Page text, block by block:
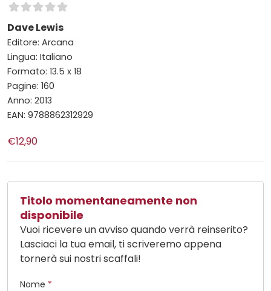
Dave Lewis
Editore: Arcana
Lingua: Italiano
Formato: 13.5 x 18
Pagine: 160
Anno: 2013
EAN: 9788862312929
€12,90
Titolo momentaneamente non
disponibile
Vuoi ricevere un avviso quando verrà reinserito?
Lasciaci la tua email, ti scriveremo appena
tornerà sui nostri scaffali!
Nome *